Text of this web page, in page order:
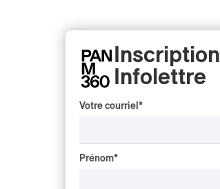
Inscription
Infolettre
Votre courriel *
Prénom*